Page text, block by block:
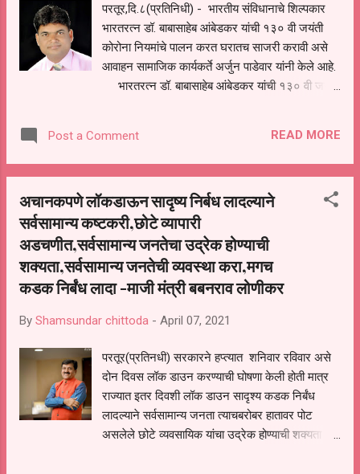
कार्यक्रमात जवळपास 258 नागरिकांनी लसिकरणाचा
लाभ घेतला आहे.सोनदेव येथे पहीले लसिकरण श्रीमती
कुशीवर्ताबाई रावसाहेब खांडेभराड यांचे करण्यात
आले.पंतप्रधान नरेंद्र मोदी यांनी लस उपलब्ध ...
परतूर,दि.८(प्रतिनिधी) - भारतीय संविधानाचे शिल्पकार
भारतरत्न डॉ. बाबासाहेब आंबेडकर यांची १३० वी जयंती
कोरोना नियमांचे पालन करत घरातच साजरी करावी असे
आवाहन सामाजिक कार्यकर्ते अर्जुन पाडेवार यांनी केले आहे.
भारतरत्न डॉ. बाबासाहेब आंबेडकर यांची १३० वी जयंती
आहे.राज्यात कोरोनाचा वाढता प्रभाव व कोरोनामुळे
मृत्युमुखी पडणारांची संख्या पाहता शासनाने काही नियम
करणे गरजेचे आहे.शासनाच्या निर्देशांचे पालन करावे, डॉ
बाबासाहेब आंबेडकर यांच्या जयंती निमित्त सर्व आंबेडकर
अनुयायांनी रस्त्यावर गर्दी न करता आपआपल्या गावातील
डॉ.बाबासाहेब आंबेडकर यांच्या पुतळ्यासमोर व बौद्ध विहारात
मोजक्याच उपासकाच्या उपस्थिती मध्ये दीपप्रज्वलन करून
बौद्ध वंदना घ्यावी.डॉ.बाबासाहेब आंबेडकर यांच्या प्रतिमेचे
पूजन सर्व बांधवानी आपल्या कुटुंबासमवेत घरातच करावे.डॉ
साजरी कराव...
Post a Comment READ MORE
अचानकपणे लॉकडाऊन सादृष्य निर्बध लादल्याने
सर्वसामान्य कष्टकरी,छोटे व्यापारी
अडचणीत,सर्वसामान्य जनतेचा उद्रेक होण्याची
शक्यता,सर्वसामान्य जनतेची व्यवस्था करा,मगच
कडक निर्बंध लादा -माजी मंत्री बबनराव लोणीकर
By Shamsundar chittoda - April 07, 2021
परतूर(प्रतिनधी) सरकारने हप्त्यात शनिवार रविवार असे
दोन दिवस लॉक डाउन करण्याची घोषणा केली होती मात्र
राज्यात इतर दिवशी लॉक डाउन सादृश्य कडक निर्बंध
लादल्याने सर्वसामान्य जनता त्याचबरोबर हातावर पोट
असलेले छोटे व्यवसायिक यांचा उद्रेक होण्याची शक्यता